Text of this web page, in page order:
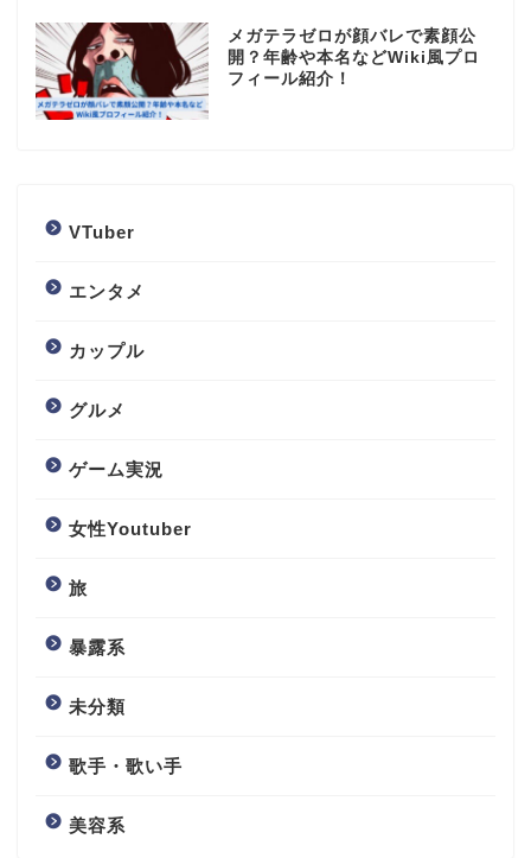
メガテラゼロが顔バレで素顔公
開？年齢や本名などWiki風プロ
フィール紹介！
VTuber
エンタメ
カップル
グルメ
ゲーム実況
女性Youtuber
旅
暴露系
未分類
歌手・歌い手
美容系